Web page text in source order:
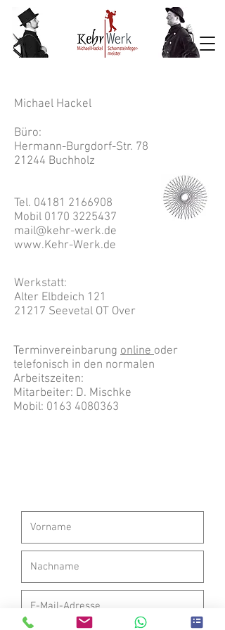
Michael Hackel
Büro:
Hermann-Burgdorf-Str. 78
21244 Buchholz
Tel. 04181 2166908
Mobil 0170 3225437
mail@kehr-werk.de
www.Kehr-Werk.de
Werkstatt:
Alter Elbdeich 121
21217 Seevetal OT Over
Terminvereinbarung onlineoder
telefonisch in den normalen
Arbeitszeiten:
Mitarbeiter: D. Mischke
Mobil: 0163 4080363